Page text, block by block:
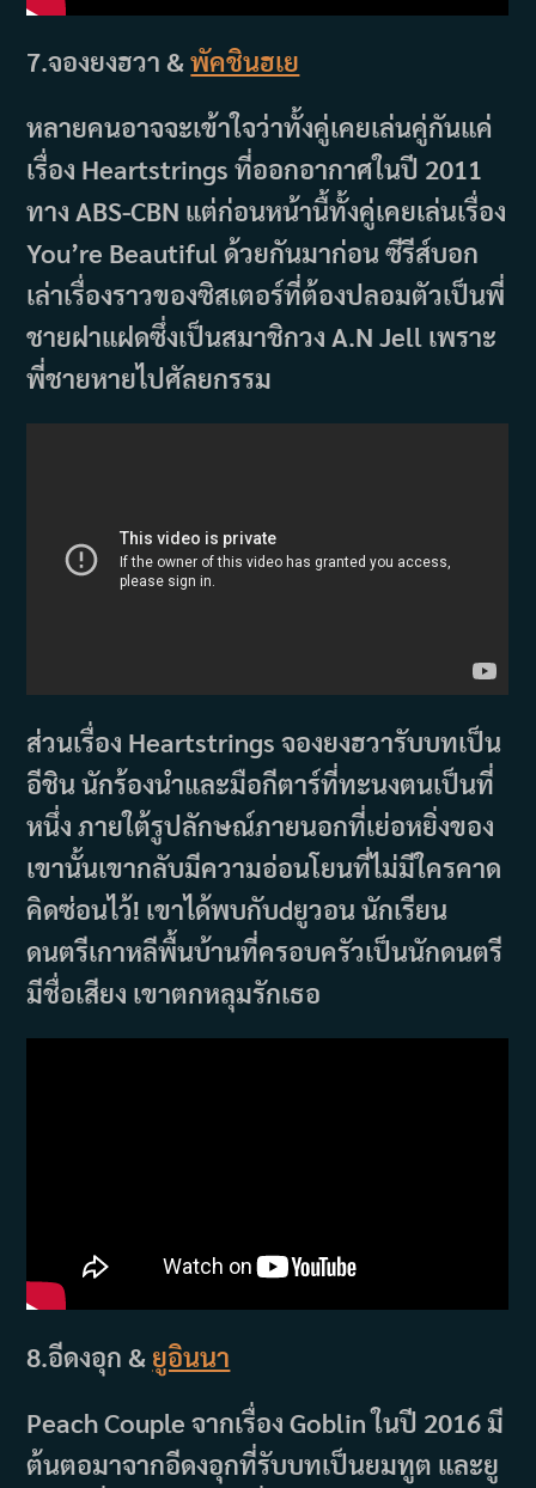
7.จองยงฮวา &พัคชินฮเย
หลายคนอาจจะเข้าใจว่าทั้งคู่เคยเล่นคู่กันแค่
เรื่อง Heartstrings ที่ออกอากาศในปี 2011
ทาง ABS-CBN แต่ก่อนหน้านื้ทั้งคู่เคยเล่นเรื่อง
You’re Beautiful ด้วยกันมาก่อน ซีรีส์บอก
เล่าเรื่องราวของซิสเตอร์ที่ต้องปลอมตัวเป็นพี่
ชายฝาแฝดซึ่งเป็นสมาชิกวง A.N Jell เพราะ
พี่ชายหายไปศัลยกรรม
ส่วนเรื่อง Heartstrings จองยงฮวารับบทเป็น
อีชิน นักร้องนำและมือกีตาร์ที่ทะนงตนเป็นที่
หนึ่ง ภายใต้รูปลักษณ์ภายนอกที่เย่อหยิ่งของ
เขานั้นเขากลับมีความอ่อนโยนที่ไม่มีใครคาด
คิดซ่อนไว้! เขาได้พบกับdยูวอน นักเรียน
ดนตรีเกาหลีพื้นบ้านที่ครอบครัวเป็นนักดนตรี
มีชื่อเสียง เขาตกหลุมรักเธอ
8.อีดงอุก & ยูอินนา
Peach Couple จากเรื่อง Goblin ในปี 2016 มี
ต้นตอมาจากอีดงอุกที่รับบทเป็นยมทูต และยู